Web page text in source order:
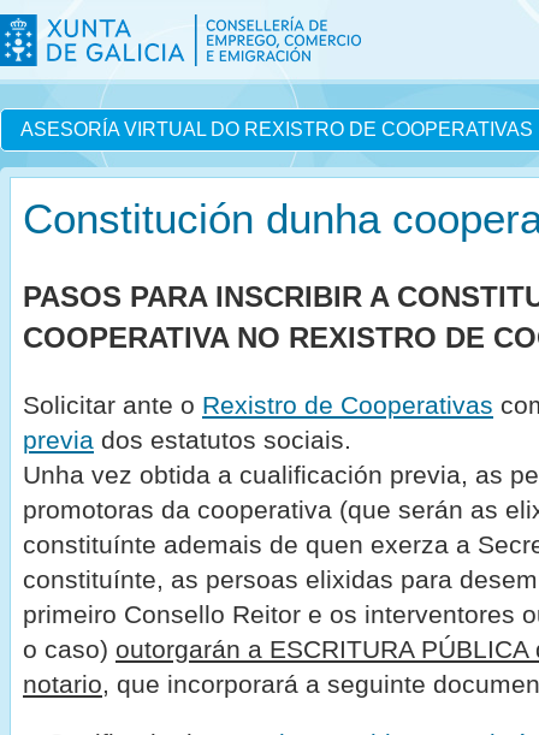
ASESORÍA VIRTUAL DO REXISTRO DE COOPERATIVAS
Constitución dunha
PASOS PARA INSCRIBIR A
COOPERATIVA NO REXISTRO DE
Solicitar ante o Rexistro de Cooperativas
previa dos estatutos sociais.
Unha vez obtida a cualificación previa, as
promotoras da cooperativa (que serán as
constituínte ademais de quen exerza a
constituínte, as persoas elixidas para
primeiro Consello Reitor e os interventores
o caso) outorgarán a ESCRITURA
notario, que incorporará a seguinte